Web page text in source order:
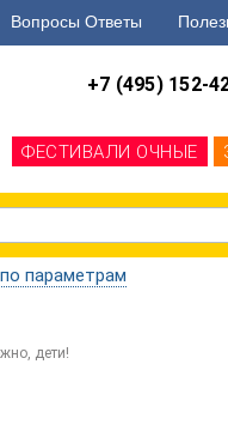
Вопросы Ответы
+7 (495) 152-
ФЕСТИВАЛИ ОЧНЫЕ
параметрам
дети!